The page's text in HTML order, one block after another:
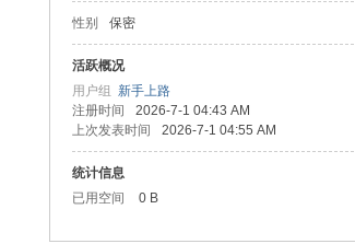
性别 保密
活跃概况
用户组 新手上路
注册时间
2026-7-1 04:43 AM
上次发表时间
2026-7-1 04:55 AM
统计信息
已用空间
0 B